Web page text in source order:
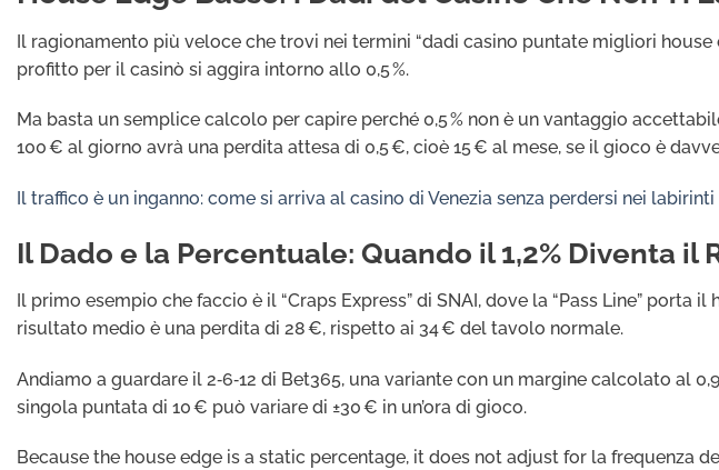
Il ragionamento più veloce che trovi nei termini “dadi casino puntate migliori
profitto per il casinò si aggira intorno allo 0,5 %.
Ma basta un semplice calcolo per capire perché 0,5 % non è un vantaggio
100 € al giorno avrà una perdita attesa di 0,5 €, cioè 15 € al mese, se il gioco è
Il traffico è un inganno: come si arriva al casino di Venezia senza perdersi nei
Il Dado e la Percentuale: Quando il 1,2% Diventa il
Il primo esempio che faccio è il “Craps Express” di SNAI, dove la “Pass Line” porta
risultato medio è una perdita di 28 €, rispetto ai 34 € del tavolo normale.
Andiamo a guardare il 2‑6‑12 di Bet365, una variante con un margine calcolato al
singola puntata di 10 € può variare di ±30 € in un’ora di gioco.
Because the house edge is a static percentage, it does not adjust for la frequenza